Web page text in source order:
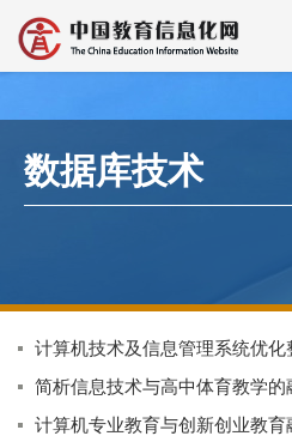
数据库技术
计算机技术及信息管理系统优化
简析信息技术与高中体育教学的
计算机专业教育与创新创业教育